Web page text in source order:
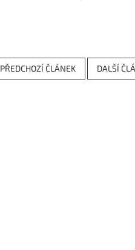
PŘEDCHOZÍ ČLÁNEK DALŠÍ